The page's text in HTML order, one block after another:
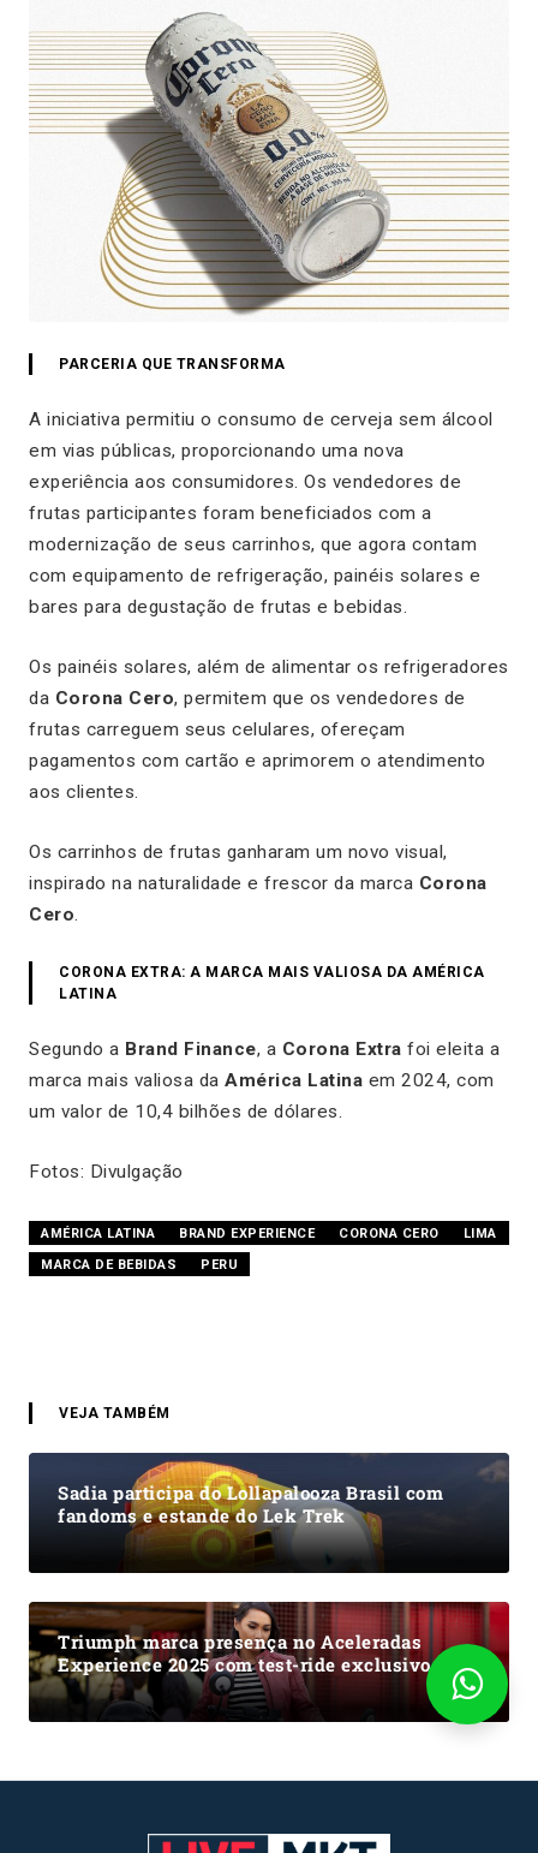
PARCERIA QUE TRANSFORMA
A iniciativa permitiu o consumo de cerveja sem álcool
em vias públicas, proporcionando uma nova
experiência aos consumidores. Os vendedores de
frutas participantes foram beneficiados com a
modernização de seus carrinhos, que agora contam
com equipamento de refrigeração, painéis solares e
bares para degustação de frutas e bebidas.
Os painéis solares, além de alimentar os refrigeradores
da Corona Cero, permitem que os vendedores de
frutas carreguem seus celulares, ofereçam
pagamentos com cartão e aprimorem o atendimento
aos clientes.
Os carrinhos de frutas ganharam um novo visual,
inspirado na naturalidade e frescor da marca Corona
Cero.
CORONA EXTRA: A MARCA MAIS VALIOSA DA AMÉRICA
LATINA
Segundo a Brand Finance, a Corona Extra foi eleita a
marca mais valiosa da América Latina em 2024, com
um valor de 10,4 bilhões de dólares.
Fotos: Divulgação
AMÉRICA LATINA BRAND EXPERIENCE CORONA CERO
LIMA
MARCA DE BEBIDAS
PERU
VEJA TAMBÉM
Sadia participa do Lollapalooza Brasil com
fandoms e estande do Lek Trek
Triumph marca presença no Aceleradas
Experience 2025 com test-ride exclusivo